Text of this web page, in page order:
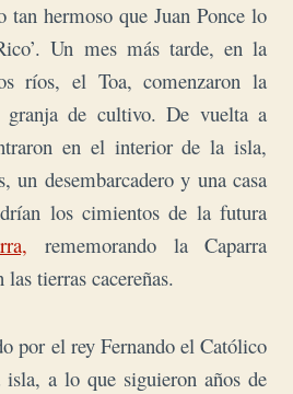
tan hermoso que Juan Ponce lo
Un mes más tarde, en la
ríos, el Toa, comenzaron la
granja de cultivo. De vuelta a
en el interior de la isla,
un desembarcadero y una casa
los cimientos de la futura
rememorando la Caparra
tierras cacereñas.
por el rey Fernando el Católico
isla, a lo que siguieron años de